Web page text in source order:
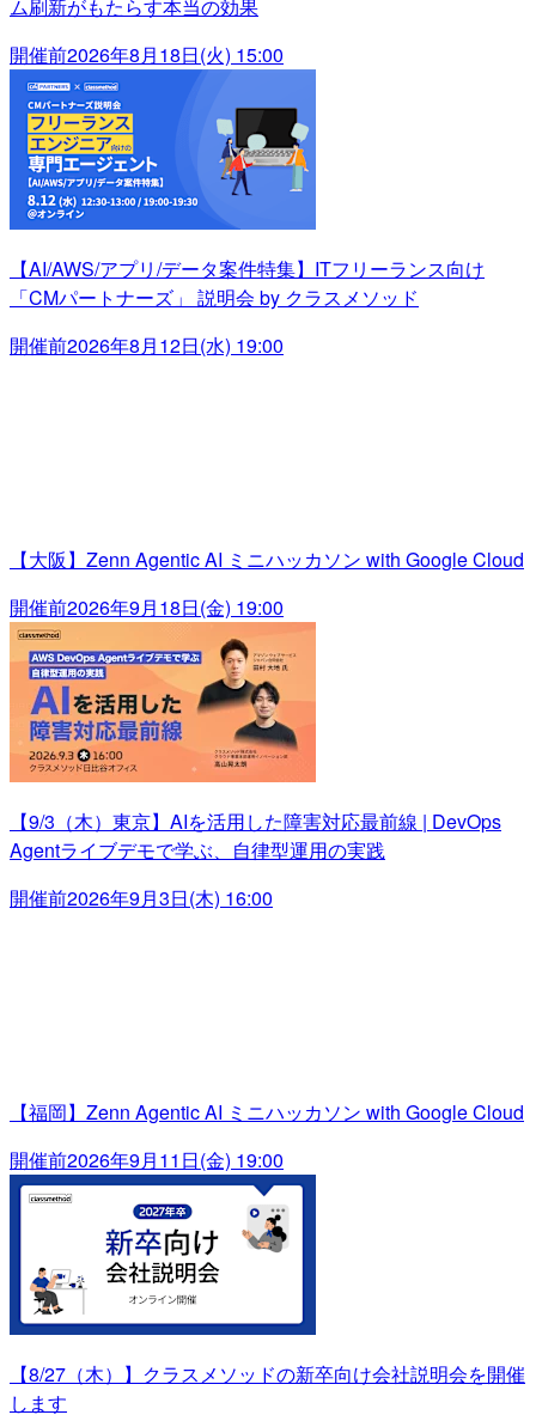
ム刷新がもたらす本当の効果
開催前2026年8月18日(火) 15:00
【AI/AWS/アプリ/データ案件特集】ITフリーランス向け
「CMパートナーズ」 説明会 by クラスメソッド
開催前2026年8月12日(水) 19:00
【大阪】Zenn Agentic AI ミニハッカソン with Google Cloud
開催前2026年9月18日(金) 19:00
【9/3（木）東京】AIを活用した障害対応最前線 | DevOps
Agentライブデモで学ぶ、自律型運用の実践
開催前2026年9月3日(木) 16:00
【福岡】Zenn Agentic AI ミニハッカソン with Google Cloud
開催前2026年9月11日(金) 19:00
【8/27（木）】クラスメソッドの新卒向け会社説明会を開催
します